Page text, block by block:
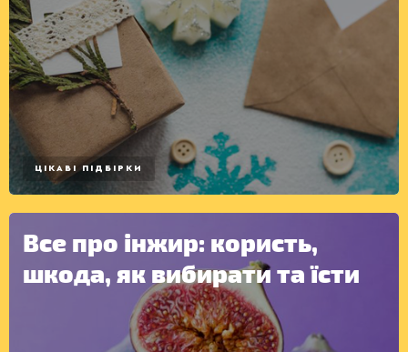
КОНСЕРВАЦІЯ
ЦІКАВІ ПІДБІРКИ
Все про інжир: користь,
шкода, як вибирати та їсти